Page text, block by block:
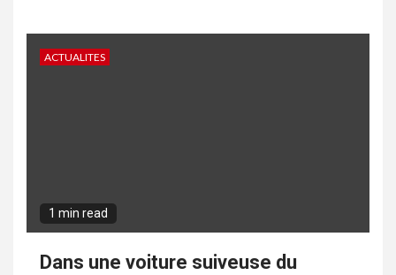
ACTUALITES
1 min read
Dans une voiture suiveuse du